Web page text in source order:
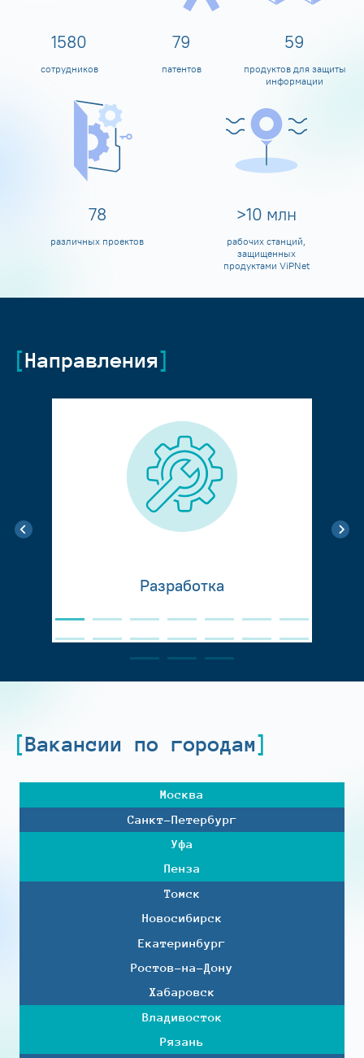
1600
сотрудников
80
патентов
60
продуктов для защиты
информации
80
различных проектов
>10 млн
рабочих станций,
защищенных
продуктами ViPNet
Направления
Разработка
Вакансии по городам
Москва
Санкт-Петербург
Уфа
Пенза
Томск
Новосибирск
Екатеринбург
Ростов-на-Дону
Хабаровск
Владивосток
Рязань